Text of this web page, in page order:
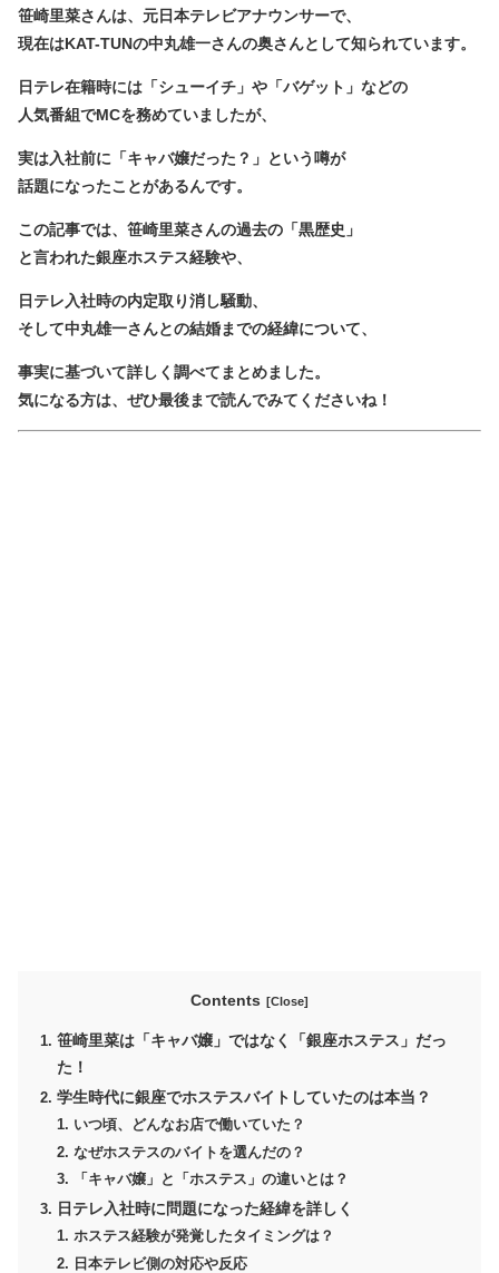
笹崎里菜さんは、元日本テレビアナウンサーで、
現在はKAT-TUNの中丸雄一さんの奥さんとして知られています。
日テレ在籍時には「シューイチ」や「バゲット」などの
人気番組でMCを務めていましたが、
実は入社前に「キャバ嬢だった？」という噂が
話題になったことがあるんです。
この記事では、笹崎里菜さんの過去の「黒歴史」
と言われた銀座ホステス経験や、
日テレ入社時の内定取り消し騒動、
そして中丸雄一さんとの結婚までの経緯について、
事実に基づいて詳しく調べてまとめました。
気になる方は、ぜひ最後まで読んでみてくださいね！
Contents
笹崎里菜は「キャバ嬢」ではなく「銀座ホステス」だっ
た！
学生時代に銀座でホステスバイトしていたのは本当？
いつ頃、どんなお店で働いていた？
なぜホステスのバイトを選んだの？
「キャバ嬢」と「ホステス」の違いとは？
日テレ入社時に問題になった経緯を詳しく
ホステス経験が発覚したタイミングは？
日本テレビ側の対応や反応